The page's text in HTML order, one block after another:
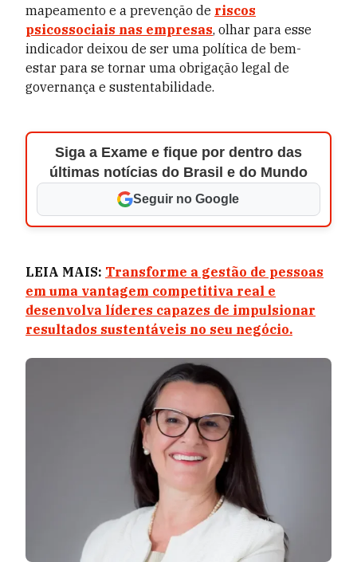
mapeamento e a prevenção de riscos
psicossociais nas empresas, olhar para esse
indicador deixou de ser uma política de bem-
estar para se tornar uma obrigação legal de
governança e sustentabilidade.
Siga a Exame e fique por dentro das
últimas notícias do Brasil e do Mundo
Seguir no Google
LEIA MAIS: Transforme a gestão de pessoas
em uma vantagem competitiva real e
desenvolva líderes capazes de impulsionar
resultados sustentáveis no seu negócio.